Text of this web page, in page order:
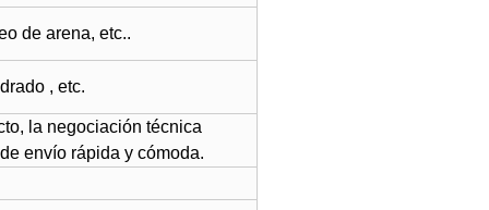
de arena, etc..
, etc.
la negociación técnica
envío rápida y cómoda.